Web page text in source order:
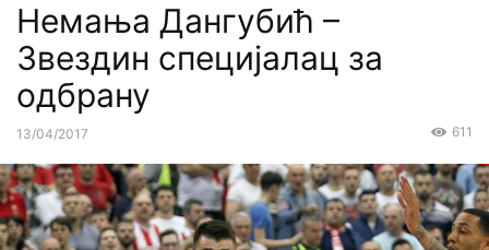
Немања Дангубић –
Звездин специјалац за
одбрану
13/04/2017 611